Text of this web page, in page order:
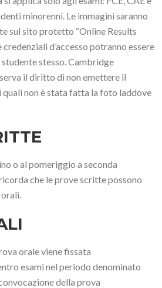
minorenni. Le immagini saranno
sul sito protetto “Online Results
d’accesso potranno essere
stesso. Cambridge
il diritto di non emettere il
non è stata fatta la foto laddove
o al pomeriggio a seconda
che le prove scritte possono
orale viene fissata
esami nel periodo denominato
della prova